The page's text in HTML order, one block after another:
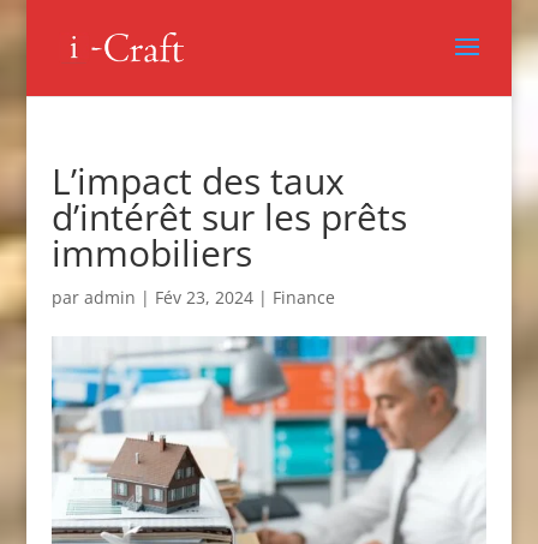
L’impact des taux
d’intérêt sur les prêts
immobiliers
par admin | Fév 23, 2024| Finance